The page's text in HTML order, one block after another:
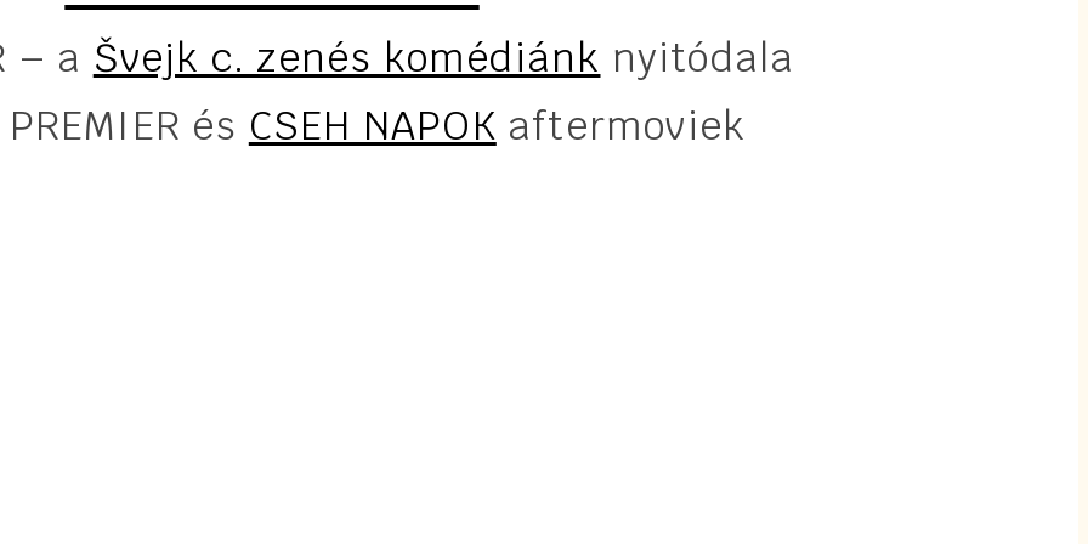
– a Švejk c. zenés komédiánk nyitódala
és CSEH NAPOK aftermoviek